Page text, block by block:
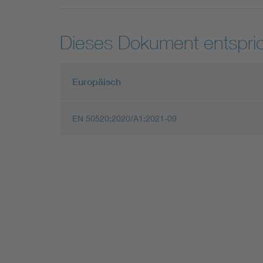
Dieses Dokument
Europäisch
EN 50520:2020/A1:2021-09